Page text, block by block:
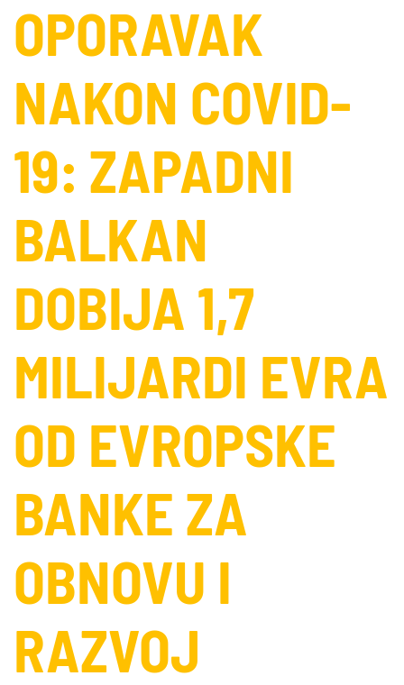
OPORAVAK
NAKON COVID-
19: ZAPADNI
BALKAN
DOBIJA 1,7
MILIJARDI EVRA
OD EVROPSKE
BANKE ZA
OBNOVU I
RAZVOJ